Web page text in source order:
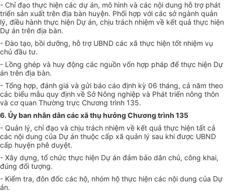
- Chỉ đạo thực hiện các dự án, mô hình và các nội dung hỗ trợ phát
triển sản xuất trên địa bàn huyện. Phối hợp với các sở ngành quản
lý, điều hành thực hiện Dự án, chịu trách nhiệm về kết quả thực hiện
Dự án trên địa bàn.
- Đào tạo, bồi dưỡng, hỗ trợ UBND các xã thực hiện tốt nhiệm vụ
chủ đầu tư.
- Lồng ghép và huy động các nguồn vốn hợp pháp để thực hiện Dự
án trên địa bàn.
- Tổng hợp, đánh giá và gửi báo cáo định kỳ 06 tháng, cả năm theo
các biểu mẫu quy định về Sở Nông nghiệp và Phát triển nông thôn
và cơ quan Thường trực Chương trình 135.
6. Ủy ban nhân dân các xã thụ hưởng Chương trình 135
- Quản lý, chỉ đạo và chịu trách nhiệm về kết quả thực hiện tất cả
các nội dung của Dự án thuộc cấp xã quản lý sau khi được UBND
cấp huyện phê duyệt.
- Xây dựng, tổ chức thực hiện Dự án đảm bảo dân chủ, công khai,
đúng đối tượng.
- Kiểm tra, đôn đốc các hộ, nhóm hộ thực hiện các nội dung của Dự
án.